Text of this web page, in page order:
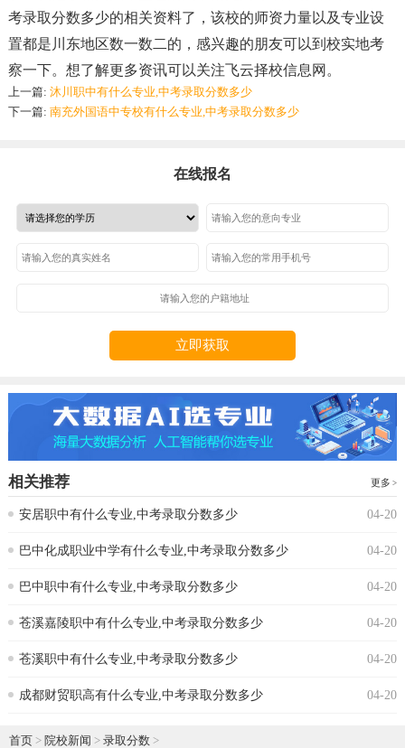
考录取分数多少的相关资料了 ， 该校的师资力量以及专业设
置都是川东地区数一数二的 ， 感兴趣的朋友可以到校实地考
察一下。想了解更多资讯可以关注飞云择校信息网。
上一篇: 沐川职中有什么专业,中考录取分数多少
下一篇: 南充外国语中专校有什么专业,中考录取分数多少
在线报名
立即获取
相关推荐 更多
安居职中有什么专业,中考录取分数多少 04-20
巴中化成职业中学有什么专业,中考录取分数多少 04-20
巴中职中有什么专业,中考录取分数多少 04-20
苍溪嘉陵职中有什么专业,中考录取分数多少 04-20
苍溪职中有什么专业,中考录取分数多少 04-20
成都财贸职高有什么专业,中考录取分数多少 04-20
首页 > 院校新闻 > 录取分数 >